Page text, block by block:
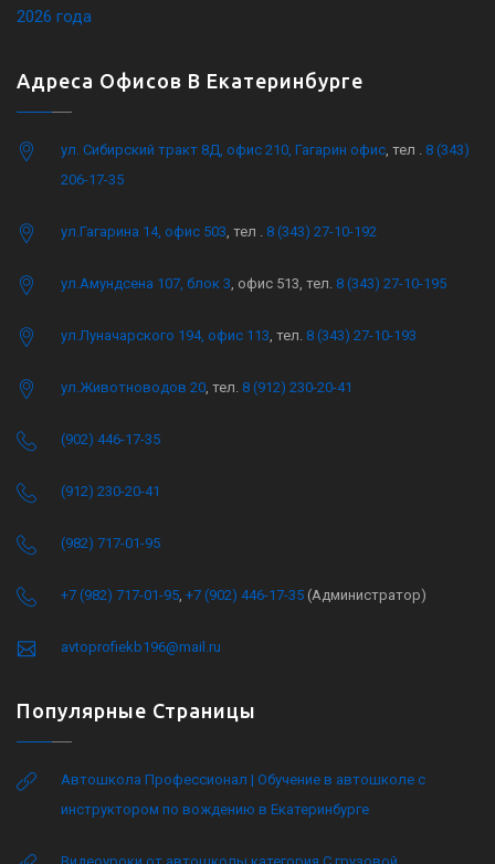
2026 года
Адреса Офисов В Екатеринбурге
ул. Сибирский тракт 8Д, офис 210, Гагарин офис, тел . 8 (343)
206-17-35
ул.Гагарина 14, офис 503, тел . 8 (343) 27-10-192
ул.Амундсена 107, блок 3, офис 513, тел. 8 (343) 27-10-195
ул.Луначарского 194, офис 113, тел. 8 (343) 27-10-193
ул.Животноводов 20, тел. 8 (912) 230-20-41
(902) 446-17-35
(912) 230-20-41
(982) 717-01-95
+7 (982) 717-01-95, +7 (902) 446-17-35 (Администратор)
avtoprofiekb196@mail.ru
Популярные Страницы
Автошкола Профессионал | Обучение в автошколе с
инструктором по вождению в Екатеринбурге